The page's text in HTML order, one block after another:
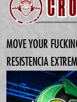
MOVE YOUR
RESISTENCIA